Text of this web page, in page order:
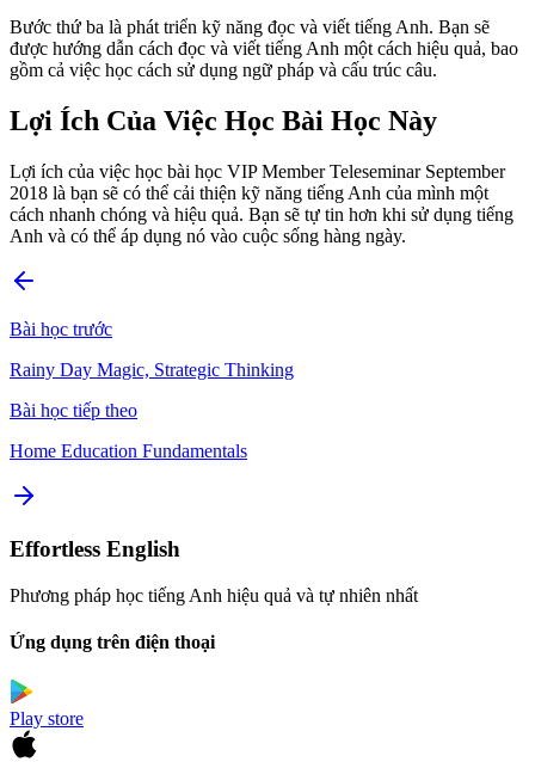
Bước thứ ba là phát triển kỹ năng đọc và viết tiếng Anh. Bạn sẽ
được hướng dẫn cách đọc và viết tiếng Anh một cách hiệu quả, bao
gồm cả việc học cách sử dụng ngữ pháp và cấu trúc câu.
Lợi Ích Của Việc Học Bài Học Này
Lợi ích của việc học bài học VIP Member Teleseminar September
2018 là bạn sẽ có thể cải thiện kỹ năng tiếng Anh của mình một
cách nhanh chóng và hiệu quả. Bạn sẽ tự tin hơn khi sử dụng tiếng
Anh và có thể áp dụng nó vào cuộc sống hàng ngày.
Bài học trước
Rainy Day Magic, Strategic Thinking
Bài học tiếp theo
Home Education Fundamentals
Effortless English
Phương pháp học tiếng Anh hiệu quả và tự nhiên nhất
Ứng dụng trên điện thoại
Play store